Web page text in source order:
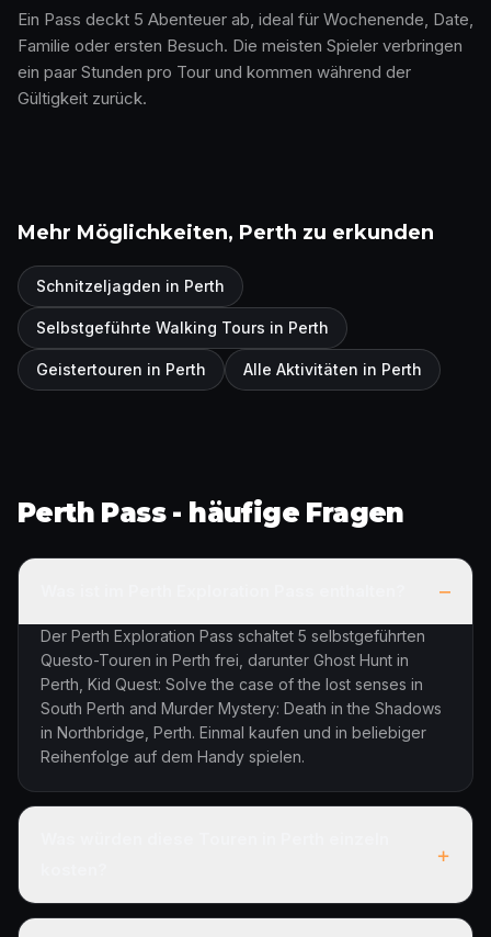
Ein Pass deckt 5 Abenteuer ab, ideal für Wochenende, Date,
Familie oder ersten Besuch. Die meisten Spieler verbringen
ein paar Stunden pro Tour und kommen während der
Gültigkeit zurück.
Mehr Möglichkeiten, Perth zu erkunden
Schnitzeljagden in Perth
Selbstgeführte Walking Tours in Perth
Geistertouren in Perth Alle Aktivitäten in Perth
Perth Pass - häufige Fragen
–
Der Perth Exploration Pass schaltet 5 selbstgeführten
Questo-Touren in Perth frei, darunter Ghost Hunt in
Perth, Kid Quest: Solve the case of the lost senses in
South Perth and Murder Mystery: Death in the Shadows
in Northbridge, Perth. Einmal kaufen und in beliebiger
Reihenfolge auf dem Handy spielen.
+